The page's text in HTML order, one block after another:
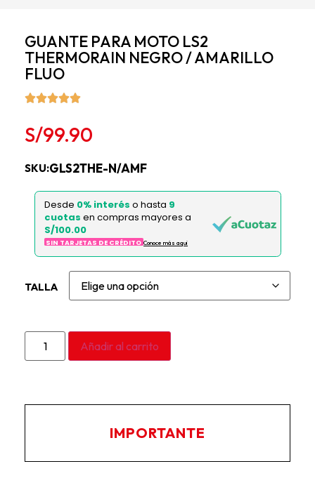
GUANTE PARA MOTO LS2
THERMORAIN NEGRO / AMARILLO
FLUO
S/99.90
SKU:GLS2THE-N/AMF
Desde 0% interés o hasta 9
cuotas en compras mayores a
S/100.00
SIN TARJETAS DE CRÉDITO Conoce más aqui
TALLA
Añadir al carrito
IMPORTANTE